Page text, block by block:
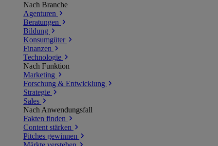
Nach Branche
Agenturen
Beratungen
Bildung
Konsumgüter
Finanzen
Technologie
Nach Funktion
Marketing
Forschung & Entwicklung
Strategie
Sales
Nach Anwendungsfall
Fakten finden
Content stärken
Pitches gewinnen